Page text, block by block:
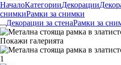
НачалоКатегорииДекорации
снимкиРамки за снимки
...Декорации за стенаРамки за
Покажи галерията